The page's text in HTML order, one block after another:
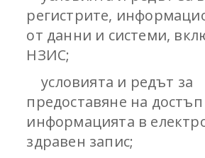
регистрите,
от данни и системи,
НЗИС;
условията и редът за
предоставяне на
информацията в
здравен запис;